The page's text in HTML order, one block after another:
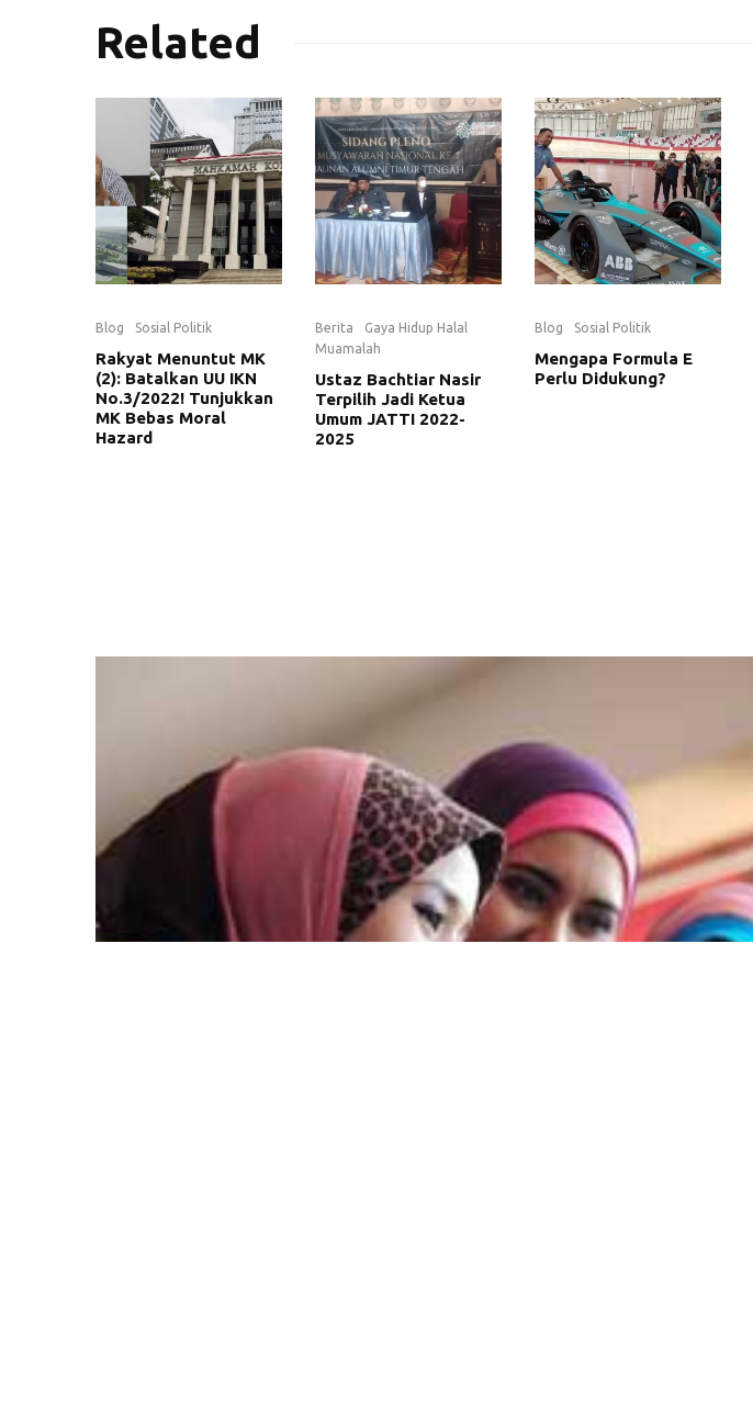
Related
Blog Sosial Politik
Rakyat Menuntut MK
(2): Batalkan UU IKN
No.3/2022! Tunjukkan
MK Bebas Moral
Hazard
Berita
Gaya Hidup Halal
Muamalah
Ustaz Bachtiar Nasir
Terpilih Jadi Ketua
Umum JATTI 2022-
2025
Blog Sosial Politik
Mengapa Formula E
Perlu Didukung?